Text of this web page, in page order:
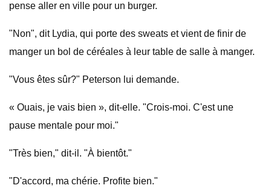
pense aller en ville pour un burger.
"Non", dit Lydia, qui porte des sweats et vient de finir de
manger un bol de céréales à leur table de salle à manger.
"Vous êtes sûr?" Peterson lui demande.
« Ouais, je vais bien », dit-elle. "Crois-moi. C'est une
pause mentale pour moi."
"Très bien," dit-il. "À bientôt."
"D'accord, ma chérie. Profite bien."